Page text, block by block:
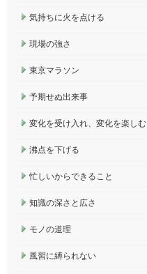
気持ちに火を点ける
現場の強さ
東京マラソン
予期せぬ出来事
変化を受け入れ、変化を楽しむ
沸点を下げる
忙しいからできること
知識の深さと広さ
モノの道理
風習に縛られない